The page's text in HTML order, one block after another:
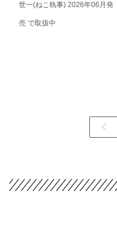
世一(ねこ執事) 2026年06月発
売 で取扱中